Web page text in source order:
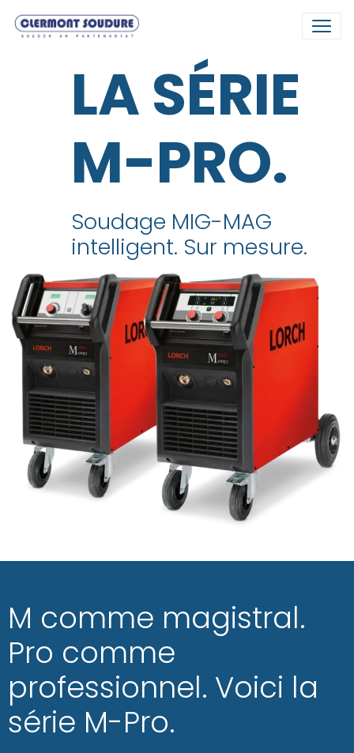
LA SÉRIE
M-PRO.
Soudage MIG-MAG
intelligent. Sur mesure.
M comme magistral.
Pro comme
professionnel. Voici la
série M-Pro.